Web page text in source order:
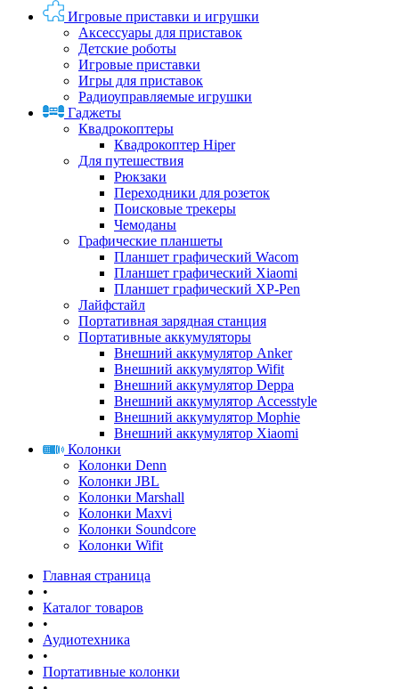
Игровые приставки и игрушки
Аксессуары для приставок
Детские роботы
Игровые приставки
Игры для приставок
Радиоуправляемые игрушки
Гаджеты
Квадрокоптеры
Квадрокоптер Hiper
Для путешествия
Рюкзаки
Переходники для розеток
Поисковые трекеры
Чемоданы
Графические планшеты
Планшет графический Wacom
Планшет графический Xiaomi
Планшет графический XP-Pen
Лайфстайл
Портативная зарядная станция
Портативные аккумуляторы
Внешний аккумулятор Anker
Внешний аккумулятор Wifit
Внешний аккумулятор Deppa
Внешний аккумулятор Accesstyle
Внешний аккумулятор Mophie
Внешний аккумулятор Xiaomi
Колонки
Колонки Denn
Колонки JBL
Колонки Marshall
Колонки Maxvi
Колонки Soundcore
Колонки Wifit
Главная страница
•
Каталог товаров
•
Аудиотехника
•
Портативные колонки